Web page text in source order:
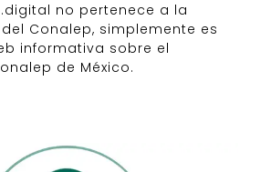
no pertenece a la
Conalep, simplemente es
informativa sobre el
de México.